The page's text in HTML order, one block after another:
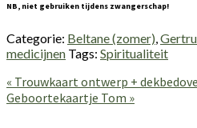
NB, niet gebruiken tijdens zwangerschap!
Categorie: Beltane (zomer)
medicijnen Tags: Spiritualiteit
Vorig
bericht:
« Trouwkaart ontwerp +
Volgend
Geboortekaartje Tom »